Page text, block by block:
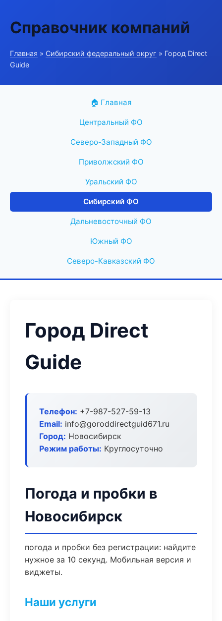
Справочник компаний
Главная » Сибирский федеральный округ » Город Direct
Guide
🏠 Главная
Центральный ФО
Северо-Западный ФО
Приволжский ФО
Уральский ФО
Сибирский ФО
Дальневосточный ФО
Южный ФО
Северо-Кавказский ФО
Город Direct
Guide
Телефон: +7-987-527-59-13
Email: info@goroddirectguid671.ru
Город: Новосибирск
Режим работы: Круглосуточно
Погода и пробки в
Новосибирск
погода и пробки без регистрации: найдите
нужное за 10 секунд. Мобильная версия и
виджеты.
Наши услуги